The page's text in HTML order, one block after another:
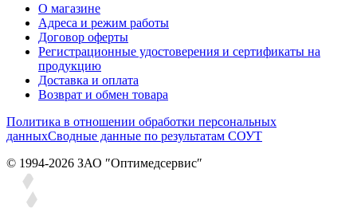
О магазине
Адреса и режим работы
Договор оферты
Регистрационные удостоверения и сертификаты на
продукцию
Доставка и оплата
Возврат и обмен товара
Политика в отношении обработки персональных
данныхСводные данные по результатам СОУТ
© 1994-2026 ЗАО ″Оптимедсервис″